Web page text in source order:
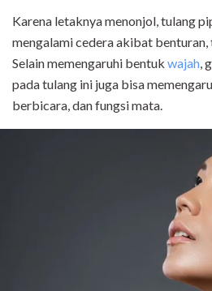
Karena letaknya menonjol, tulang
mengalami cedera akibat
Selain memengaruhi bentuk wajah,
pada tulang ini juga bisa
berbicara, dan fungsi mata.